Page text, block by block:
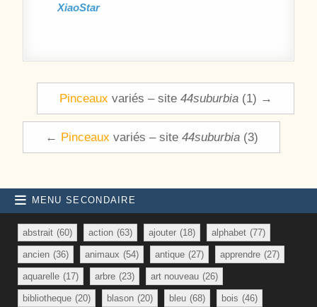
XiaoStar
Navigation de l’article
Pinceaux variés – site 44suburbia(1) →
← Pinceaux variés – site 44suburbia(3)
MENU SECONDAIRE
abstrait (60) action (63) ajouter (18) alphabet (77)
ancien (36) animaux (54) antique (27) apprendre (27)
aquarelle (17) arbre (23) art nouveau (26)
bibliotheque (20) blason (20) bleu (68) bois (46)